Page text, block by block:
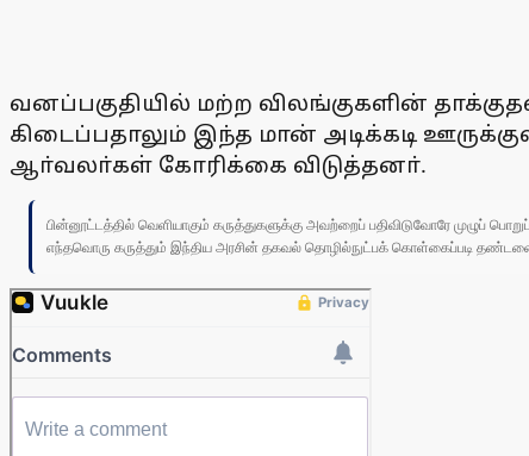
வனப்பகுதியில் மற்ற விலங்குகளின்
கிடைப்பதாலும் இந்த மான் அடிக்கடி
ஆா்வலா்கள் கோரிக்கை விடுத்தனா்.
பின்னூட்டத்தில் வெளியாகும் கருத்துகளுக்கு அவற்றைப் பதிவிடுவோரே முழுப்
எந்தவொரு கருத்தும் இந்திய அரசின் தகவல் தொழில்நுட்பக் கொள்கைப்படி